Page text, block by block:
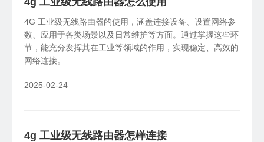
4G 工业级无线路由器的使用，涵盖连接设备、设置网络参
数、应用于各类场景以及日常维护等方面。通过掌握这些环
节，能充分发挥其在工业等领域的作用，实现稳定、高效的
网络连接。
2025-02-24
4g 工业级无线路由器怎样连接